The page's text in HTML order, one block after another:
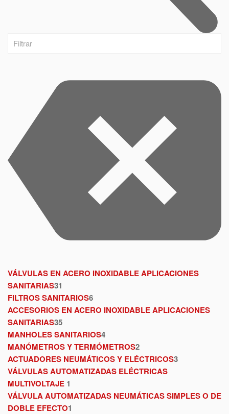
VÁLVULAS EN ACERO INOXIDABLE APLICACIONES
SANITARIAS31
FILTROS SANITARIOS6
ACCESORIOS EN ACERO INOXIDABLE APLICACIONES
SANITARIAS35
MANHOLES SANITARIOS4
MANÓMETROS Y TERMÓMETROS2
ACTUADORES NEUMÁTICOS Y ELÉCTRICOS3
VÁLVULAS AUTOMATIZADAS ELÉCTRICAS
MULTIVOLTAJE 1
VÁLVULA AUTOMATIZADAS NEUMÁTICAS SIMPLES O DE
DOBLE EFECTO1